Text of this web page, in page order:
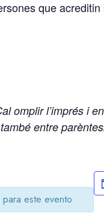
que
omplir l’imprés i
entre
este evento